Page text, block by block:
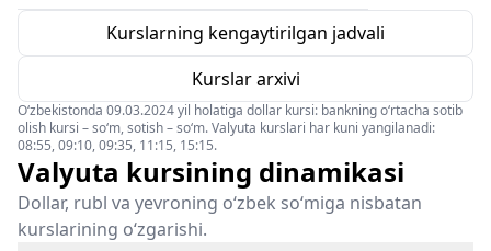
Kurslarning kengaytirilgan jadvali
Kurslar arxivi
O‘zbekistonda 09.03.2024 yil holatiga dollar kursi: bankning o‘rtacha sotib
olish kursi – so‘m, sotish – so‘m. Valyuta kurslari har kuni yangilanadi:
08:55, 09:10, 09:35, 11:15, 15:15.
Valyuta kursining dinamikasi
Dollar, rubl va yevroning o‘zbek so‘miga nisbatan
kurslarining o‘zgarishi.